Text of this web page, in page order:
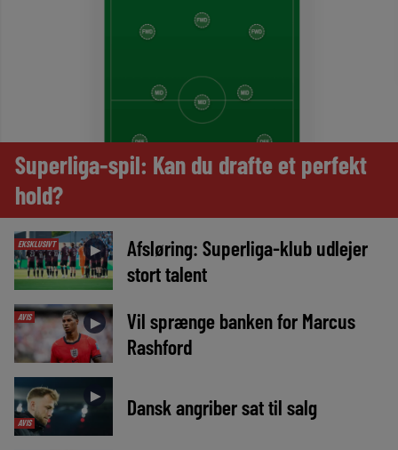
Superliga-spil: Kan du drafte et perfekt
hold?
EKSKLUSIVT ►
Afsløring: Superliga-klub udlejer
stort talent
AVIS ►
Vil sprænge banken for Marcus
Rashford
AVIS
► Dansk angriber sat til salg